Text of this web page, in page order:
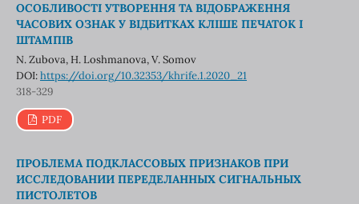
ОСОБЛИВОСТІ УТВОРЕННЯ ТА ВІДОБРАЖЕННЯ
ЧАСОВИХ ОЗНАК У ВІДБИТКАХ КЛІШЕ ПЕЧАТОК І
ШТАМПІВ
N. Zubova, H. Loshmanova, V. Somov
DOI:https://doi.org/10.32353/khrife.1.2020_21
318-329
PDF
ПРОБЛЕМА ПОДКЛАССОВЫХ ПРИЗНАКОВ ПРИ
ИССЛЕДОВАНИИ ПЕРЕДЕЛАННЫХ СИГНАЛЬНЫХ
ПИСТОЛЕТОВ